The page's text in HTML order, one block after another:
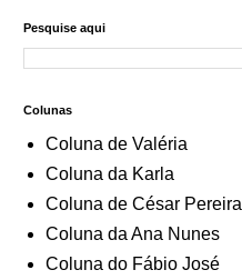
Pesquise aqui
Colunas
Coluna de Valéria
Coluna da Karla
Coluna de César Pereira
Coluna da Ana Nunes
Coluna do Fábio José